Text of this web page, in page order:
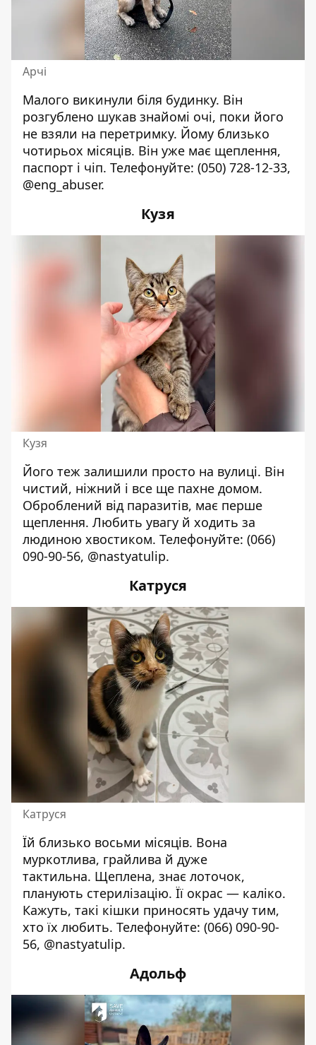
Арчі
Малого викинули біля будинку. Він
розгублено шукав знайомі очі, поки його
не взяли на перетримку. Йому близько
чотирьох місяців. Він уже має щеплення,
паспорт і чіп. Телефонуйте: (050) 728-12-33,
@eng_abuser.
Кузя
Кузя
Його теж залишили просто на вулиці. Він
чистий, ніжний і все ще пахне домом.
Оброблений від паразитів, має перше
щеплення. Любить увагу й ходить за
людиною хвостиком. Телефонуйте: (066)
090-90-56, @nastyatulip.
Катруся
Катруся
Їй близько восьми місяців. Вона
муркотлива, грайлива й дуже
тактильна. Щеплена, знає лоточок,
планують стерилізацію. Її окрас — каліко.
Кажуть, такі кішки приносять удачу тим,
хто їх любить. Телефонуйте: (066) 090-90-
56, @nastyatulip.
Адольф